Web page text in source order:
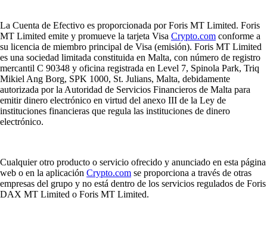
La Cuenta de Efectivo es proporcionada por Foris MT Limited. Foris
MT Limited emite y promueve la tarjeta Visa Crypto.com conforme a
su licencia de miembro principal de Visa (emisión). Foris MT Limited
es una sociedad limitada constituida en Malta, con número de registro
mercantil C 90348 y oficina registrada en Level 7, Spinola Park, Triq
Mikiel Ang Borg, SPK 1000, St. Julians, Malta, debidamente
autorizada por la Autoridad de Servicios Financieros de Malta para
emitir dinero electrónico en virtud del anexo III de la Ley de
instituciones financieras que regula las instituciones de dinero
electrónico.
Cualquier otro producto o servicio ofrecido y anunciado en esta página
web o en la aplicación Crypto.com se proporciona a través de otras
empresas del grupo y no está dentro de los servicios regulados de Foris
DAX MT Limited o Foris MT Limited.